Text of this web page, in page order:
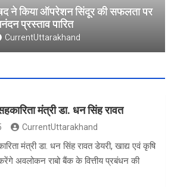
ने किया ऑपरेशन सिंदूर की सफलता पर
प्रस्ताव पारित
CurrentUttarakhand
मंत्री डा. धन सिंह रावत
CurrentUttarakhand
मंत्री डा. धन सिंह रावत डेयरी, खाद्य एवं कृषि
अवलोकन राबो बैंक के वित्तीय प्रबंधन की